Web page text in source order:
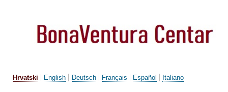
Hrvatski English Deutsch Français Español Italiano